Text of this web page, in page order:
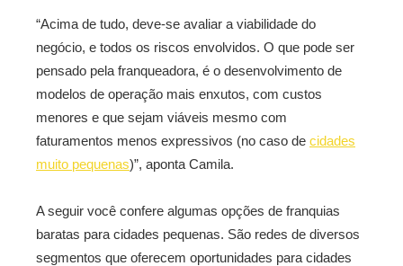
“Acima de tudo, deve-se avaliar a viabilidade do
negócio, e todos os riscos envolvidos. O que pode ser
pensado pela franqueadora, é o desenvolvimento de
modelos de operação mais enxutos, com custos
menores e que sejam viáveis mesmo com
faturamentos menos expressivos (no caso de cidades
muito pequenas)”, aponta Camila.
A seguir você confere algumas opções de franquias
baratas para cidades pequenas. São redes de diversos
segmentos que oferecem oportunidades para cidades